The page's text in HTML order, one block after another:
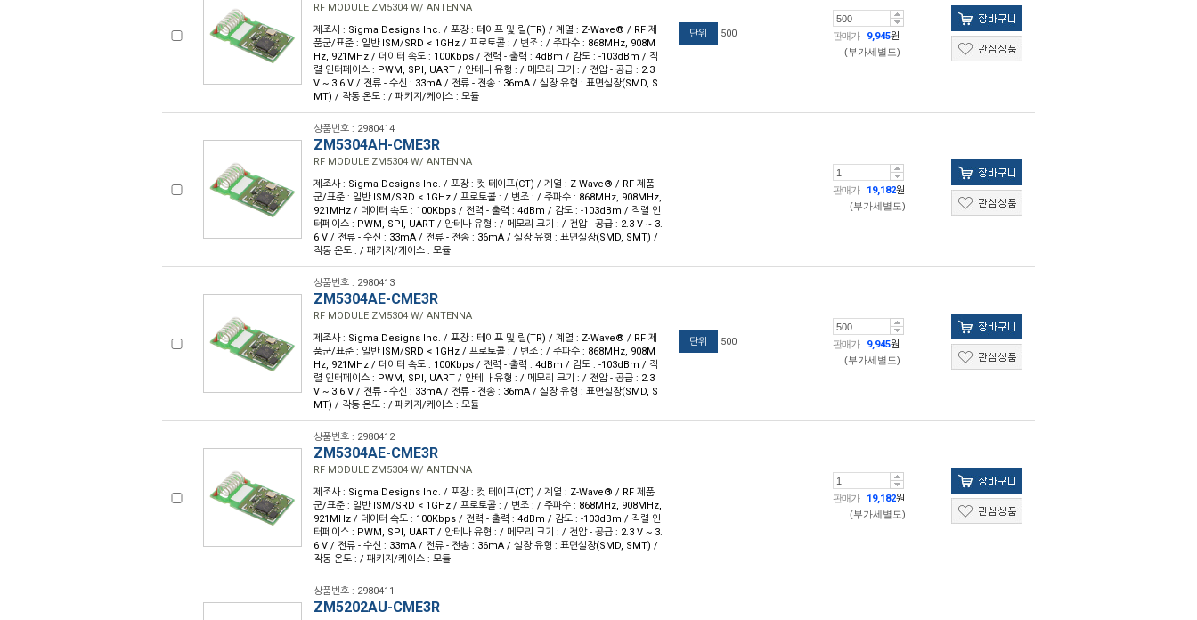
RF MODULE ZM5304 W/ ANTENNA
제조사 : Sigma Designs Inc. / 포장 : 테이프 및 릴(TR) / 계열 : Z-Wave® / RF 제
품군/표준 : 일반 ISM/SRD < 1GHz / 프로토콜 : / 변조 : / 주파수 : 868MHz, 908M
Hz, 921MHz / 데이터 속도 : 100Kbps / 전력 - 출력 : 4dBm / 감도 : -103dBm / 직
렬 인터페이스 : PWM, SPI, UART / 안테나 유형 : / 메모리 크기 : / 전압 - 공급 : 2.3
V ~ 3.6 V / 전류 - 수신 : 33mA / 전류 - 전송 : 36mA / 실장 유형 : 표면실장(SMD, S
MT) / 작동 온도 : / 패키지/케이스 : 모듈
단위 500 판매가 9,945원
(부가세별도)
상품번호 : 2980414
ZM5304AH-CME3R
RF MODULE ZM5304 W/ ANTENNA
제조사 : Sigma Designs Inc. / 포장 : 컷 테이프(CT) / 계열 : Z-Wave® / RF 제품
군/표준 : 일반 ISM/SRD < 1GHz / 프로토콜 : / 변조 : / 주파수 : 868MHz, 908MHz,
921MHz / 데이터 속도 : 100Kbps / 전력 - 출력 : 4dBm / 감도 : -103dBm / 직렬 인
터페이스 : PWM, SPI, UART / 안테나 유형 : / 메모리 크기 : / 전압 - 공급 : 2.3 V ~ 3.
6 V / 전류 - 수신 : 33mA / 전류 - 전송 : 36mA / 실장 유형 : 표면실장(SMD, SMT) /
작동 온도 : / 패키지/케이스 : 모듈
판매가 19,182원
(부가세별도)
상품번호 : 2980413
ZM5304AE-CME3R
RF MODULE ZM5304 W/ ANTENNA
제조사 : Sigma Designs Inc. / 포장 : 테이프 및 릴(TR) / 계열 : Z-Wave® / RF 제
품군/표준 : 일반 ISM/SRD < 1GHz / 프로토콜 : / 변조 : / 주파수 : 868MHz, 908M
Hz, 921MHz / 데이터 속도 : 100Kbps / 전력 - 출력 : 4dBm / 감도 : -103dBm / 직
렬 인터페이스 : PWM, SPI, UART / 안테나 유형 : / 메모리 크기 : / 전압 - 공급 : 2.3
V ~ 3.6 V / 전류 - 수신 : 33mA / 전류 - 전송 : 36mA / 실장 유형 : 표면실장(SMD, S
MT) / 작동 온도 : / 패키지/케이스 : 모듈
단위 500 판매가 9,945원
(부가세별도)
상품번호 : 2980412
ZM5304AE-CME3R
RF MODULE ZM5304 W/ ANTENNA
제조사 : Sigma Designs Inc. / 포장 : 컷 테이프(CT) / 계열 : Z-Wave® / RF 제품
군/표준 : 일반 ISM/SRD < 1GHz / 프로토콜 : / 변조 : / 주파수 : 868MHz, 908MHz,
921MHz / 데이터 속도 : 100Kbps / 전력 - 출력 : 4dBm / 감도 : -103dBm / 직렬 인
터페이스 : PWM, SPI, UART / 안테나 유형 : / 메모리 크기 : / 전압 - 공급 : 2.3 V ~ 3.
6 V / 전류 - 수신 : 33mA / 전류 - 전송 : 36mA / 실장 유형 : 표면실장(SMD, SMT) /
작동 온도 : / 패키지/케이스 : 모듈
판매가 19,182원
(부가세별도)
상품번호 : 2980411
ZM5202AU-CME3R